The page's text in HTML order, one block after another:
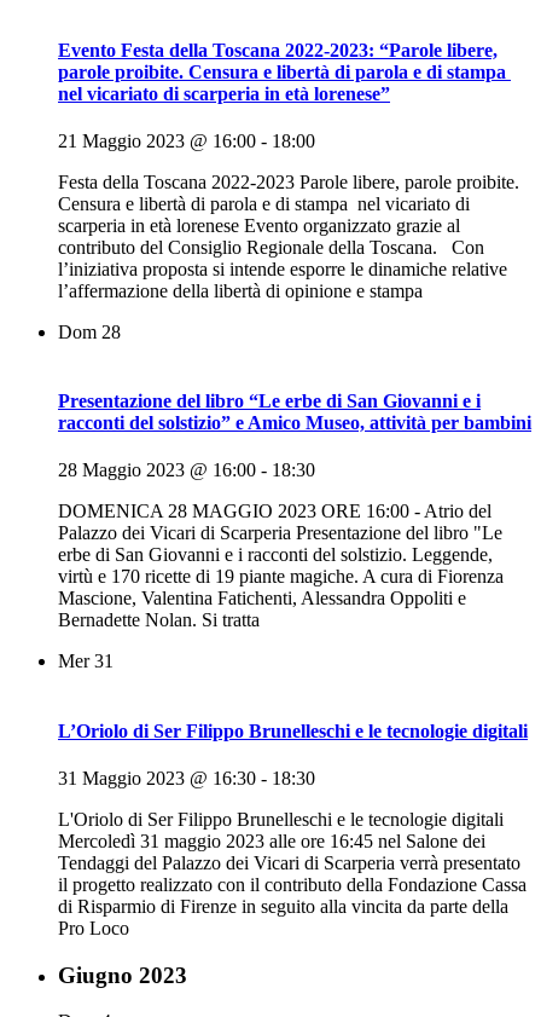
Evento Festa della Toscana 2022-2023: “Parole libere,
parole proibite. Censura e libertà di parola e di stampa
nel vicariato di scarperia in età lorenese”
21 Maggio 2023 @ 16:00 - 18:00
Festa della Toscana 2022-2023 Parole libere, parole proibite.
Censura e libertà di parola e di stampa nel vicariato di
scarperia in età lorenese Evento organizzato grazie al
contributo del Consiglio Regionale della Toscana. Con
l’iniziativa proposta si intende esporre le dinamiche relative
l’affermazione della libertà di opinione e stampa
Dom 28
Presentazione del libro “Le erbe di San Giovanni e i
racconti del solstizio” e Amico Museo, attività per bambini
28 Maggio 2023 @ 16:00 - 18:30
DOMENICA 28 MAGGIO 2023 ORE 16:00 - Atrio del
Palazzo dei Vicari di Scarperia Presentazione del libro "Le
erbe di San Giovanni e i racconti del solstizio. Leggende,
virtù e 170 ricette di 19 piante magiche. A cura di Fiorenza
Mascione, Valentina Fatichenti, Alessandra Oppoliti e
Bernadette Nolan. Si tratta
Mer31
L’Oriolo di Ser Filippo Brunelleschi e le tecnologie digitali
31 Maggio 2023 @ 16:30 - 18:30
L'Oriolo di Ser Filippo Brunelleschi e le tecnologie digitali
Mercoledì 31 maggio 2023 alle ore 16:45 nel Salone dei
Tendaggi del Palazzo dei Vicari di Scarperia verrà presentato
il progetto realizzato con il contributo della Fondazione Cassa
di Risparmio di Firenze in seguito alla vincita da parte della
Pro Loco
Giugno 2023